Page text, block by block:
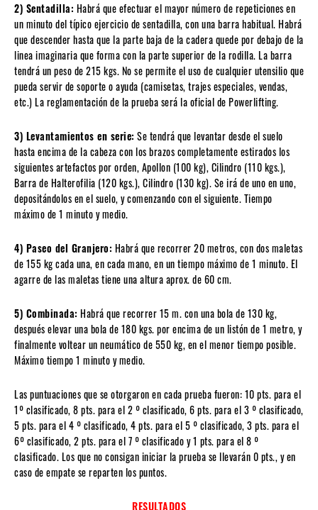
2) Sentadilla: Habrá que efectuar el mayor número de repeticiones en
un minuto del típico ejercicio de sentadilla, con una barra habitual. Habrá
que descender hasta que la parte baja de la cadera quede por debajo de la
linea imaginaria que forma con la parte superior de la rodilla. La barra
tendrá un peso de 215 kgs. No se permite el uso de cualquier utensilio que
pueda servir de soporte o ayuda (camisetas, trajes especiales, vendas,
etc.) La reglamentación de la prueba será la oficial de Powerlifting.
3) Levantamientos en serie: Se tendrá que levantar desde el suelo
hasta encima de la cabeza con los brazos completamente estirados los
siguientes artefactos por orden, Apollon (100 kg), Cilindro (110 kgs.),
Barra de Halterofilia (120 kgs.), Cilindro (130 kg). Se irá de uno en uno,
depositándolos en el suelo, y comenzando con el siguiente. Tiempo
máximo de 1 minuto y medio.
4) Paseo del Granjero: Habrá que recorrer 20 metros, con dos maletas
de 155 kg cada una, en cada mano, en un tiempo máximo de 1 minuto. El
agarre de las maletas tiene una altura aprox. de 60 cm.
5) Combinada: Habrá que recorrer 15 m. con una bola de 130 kg,
después elevar una bola de 180 kgs. por encima de un listón de 1 metro, y
finalmente voltear un neumático de 550 kg, en el menor tiempo posible.
Máximo tiempo 1 minuto y medio.
Las puntuaciones que se otorgaron en cada prueba fueron: 10 pts. para el
1º clasificado, 8 pts. para el 2 º clasificado, 6 pts. para el 3 º clasificado,
5 pts. para el 4 º clasificado, 4 pts. para el 5 º clasificado, 3 pts. para el
6º clasificado, 2 pts. para el 7 º clasificado y 1 pts. para el 8 º
clasificado. Los que no consigan iniciar la prueba se llevarán 0 pts., y en
caso de empate se reparten los puntos.
RESULTADOS